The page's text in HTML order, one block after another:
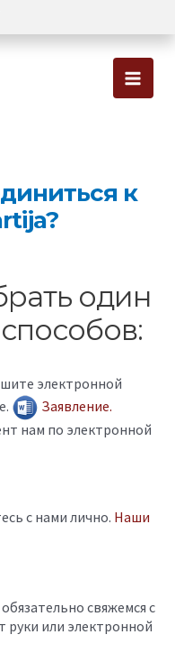
Main
к
один
электронной
Заявление.
нам по электронной
с нами лично. Наши
свяжемся с
руки или электронной